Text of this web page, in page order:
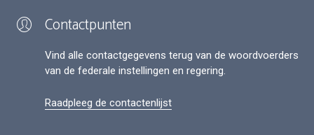
Contactpunten
Vind alle contactgegevens terug van de woordvoerders
van de federale instellingen en regering.
Raadpleeg de contactenlijst